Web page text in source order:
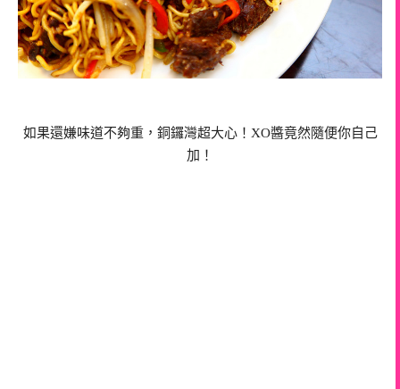
如果還嫌味道不夠重， 銅鑼灣超大心！ XO醬竟然隨便你自己
加！